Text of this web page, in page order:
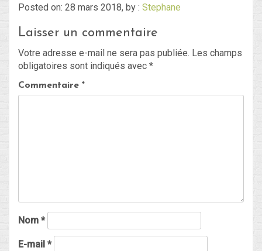
Blog
Non classé
Connexion
Posted on: 28 mars 2018, by : Stephane
Laisser un commentaire
Votre adresse e-mail ne sera pas publiée. Les champs
obligatoires sont indiqués avec *
Commentaire *
Nom *
E-mail *